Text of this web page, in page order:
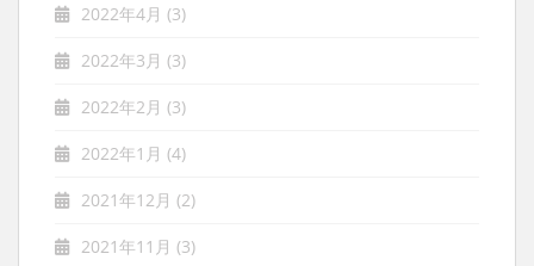
2022年4月 (3)
2022年3月 (3)
2022年2月 (3)
2022年1月 (4)
2021年12月 (2)
2021年11月 (3)